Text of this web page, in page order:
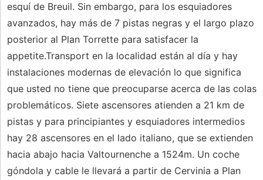
esquí de Breuil. Sin embargo, para los esquiadores
avanzados, hay más de 7 pistas negras y el largo plazo
posterior al Plan Torrette para satisfacer la
appetite.Transport en la localidad están al día y hay
instalaciones modernas de elevación lo que significa
que usted no tiene que preocuparse acerca de las colas
problemáticos. Siete ascensores atienden a 21 km de
pistas y para principiantes y esquiadores intermedios
hay 28 ascensores en el lado italiano, que se extienden
hacia abajo hacia Valtournenche a 1524m. Un coche
góndola y cable le llevará a partir de Cervinia a Plan